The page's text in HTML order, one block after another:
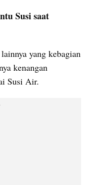
Susi saat
yang kebagian
kenangan
Susi Air.